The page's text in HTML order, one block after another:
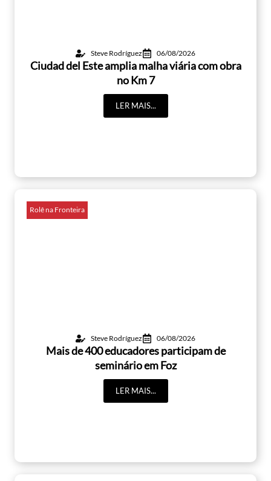
Steve Rodríguez 06/08/2026
Ciudad del Este amplia malha viária com obra
no Km 7
LER MAIS...
Rolê na Fronteira
Steve Rodríguez 06/08/2026
Mais de 400 educadores participam de
seminário em Foz
LER MAIS...